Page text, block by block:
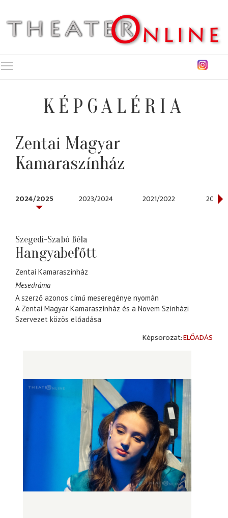
KÉPGALÉRIA
Zentai Magyar
Kamaraszínház
2024/2025 2023/2024 2021/2022 2016/
Szegedi-Szabó Béla
Hangyabefőtt
Zentai Kamaraszínház
Mesedráma
A szerző azonos című meseregénye nyomán
A Zentai Magyar Kamaraszínház és a Novem Színházi
Szervezet közös előadása
ELŐADÁS